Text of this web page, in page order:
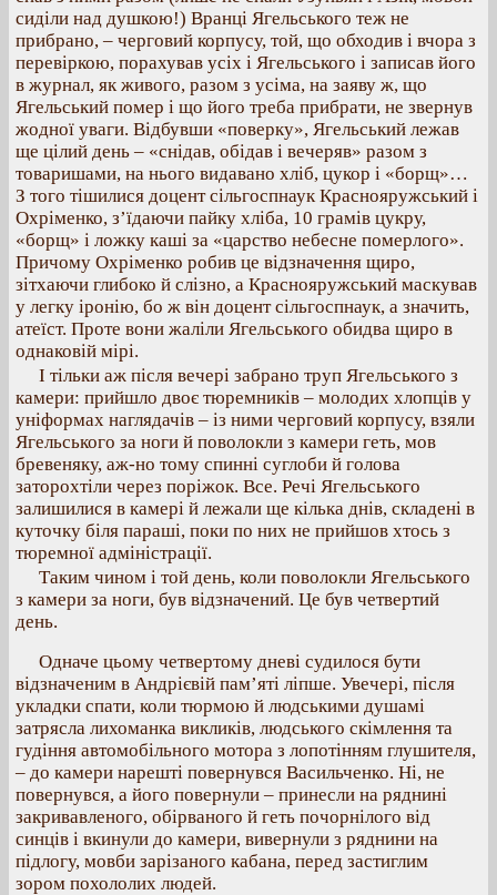
сиділи над душкою!) Вранці Ягельського теж не
прибрано, – черговий корпусу, той, що обходив і вчора з
перевіркою, порахував усіх і Ягельського і записав його
в журнал, як живого, разом з усіма, на заяву ж, що
Ягельський помер і що його треба прибрати, не звернув
жодної уваги. Відбувши «поверку», Ягельський лежав
ще цілий день – «снідав, обідав і вечеряв» разом з
товаришами, на нього видавано хліб, цукор і «борщ»…
З того тішилися доцент сільгоспнаук Краснояружський і
Охріменко, з’їдаючи пайку хліба, 10 грамів цукру,
«борщ» і ложку каші за «царство небесне померлого».
Причому Охріменко робив це відзначення щиро,
зітхаючи глибоко й слізно, а Краснояружський маскував
у легку іронію, бо ж він доцент сільгоспнаук, а значить,
атеїст. Проте вони жаліли Ягельського обидва щиро в
однаковій мірі.
І тільки аж після вечері забрано труп Ягельського з
камери: прийшло двоє тюремників – молодих хлопців у
уніформах наглядачів – із ними черговий корпусу, взяли
Ягельського за ноги й поволокли з камери геть, мов
бревеняку, аж-но тому спинні суглоби й голова
заторохтіли через поріжок. Все. Речі Ягельського
залишилися в камері й лежали ще кілька днів, складені в
куточку біля параші, поки по них не прийшов хтось з
тюремної адміністрації.
Таким чином і той день, коли поволокли Ягельського
з камери за ноги, був відзначений. Це був четвертий
день.
Одначе цьому четвертому дневі судилося бути
відзначеним в Андрієвій пам’яті ліпше. Увечері, після
укладки спати, коли тюрмою й людськими душамі
затрясла лихоманка викликів, людського скімлення та
гудіння автомобільного мотора з лопотінням глушителя,
– до камери нарешті повернувся Васильченко. Ні, не
повернувся, а його повернули – принесли на ряднині
закривавленого, обірваного й геть почорнілого від
синців і вкинули до камери, вивернули з ряднини на
підлогу, мовби зарізаного кабана, перед застиглим
зором похололих людей.